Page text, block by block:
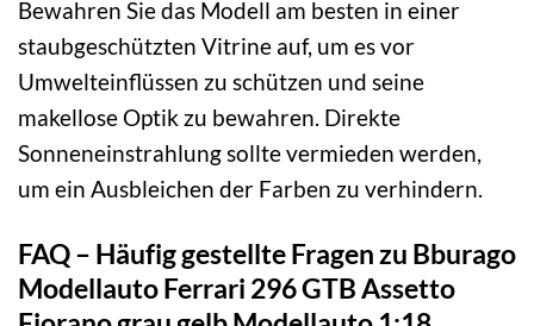
Bewahren Sie das Modell am besten in einer
staubgeschützten Vitrine auf, um es vor
Umwelteinflüssen zu schützen und seine
makellose Optik zu bewahren. Direkte
Sonneneinstrahlung sollte vermieden werden,
um ein Ausbleichen der Farben zu verhindern.
FAQ – Häufig gestellte Fragen zu Bburago
Modellauto Ferrari 296 GTB Assetto